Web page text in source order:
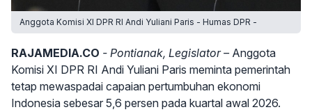
Anggota Komisi XI DPR RI Andi Yuliani Paris - Humas DPR -
RAJAMEDIA.CO - Pontianak, Legislator –Anggota
Komisi XI DPR RI Andi Yuliani Paris meminta pemerintah
tetap mewaspadai capaian pertumbuhan ekonomi
Indonesia sebesar 5,6 persen pada kuartal awal 2026.